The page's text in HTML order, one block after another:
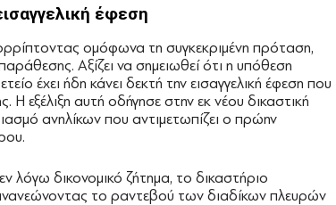
έφεση
ομόφωνα τη συγκεκριμένη πρόταση,
Αξίζει να σημειωθεί ότι η υπόθεση
έχει ήδη κάνει δεκτή την εισαγγελική έφεση που
εξέλιξη αυτή οδήγησε στην εκ νέου δικαστική
ανηλίκων που αντιμετωπίζει ο πρώην
λόγω δικονομικό ζήτημα, το δικαστήριο
το ραντεβού των διαδίκων πλευρών